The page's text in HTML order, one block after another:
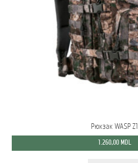
Рюкзак WASP Z1
1.260,00 MDL